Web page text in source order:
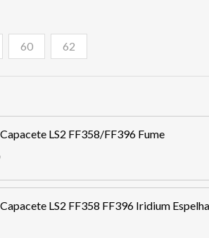
60 62
LS2 FF358/FF396 Fume
LS2 FF358 FF396 Iridium